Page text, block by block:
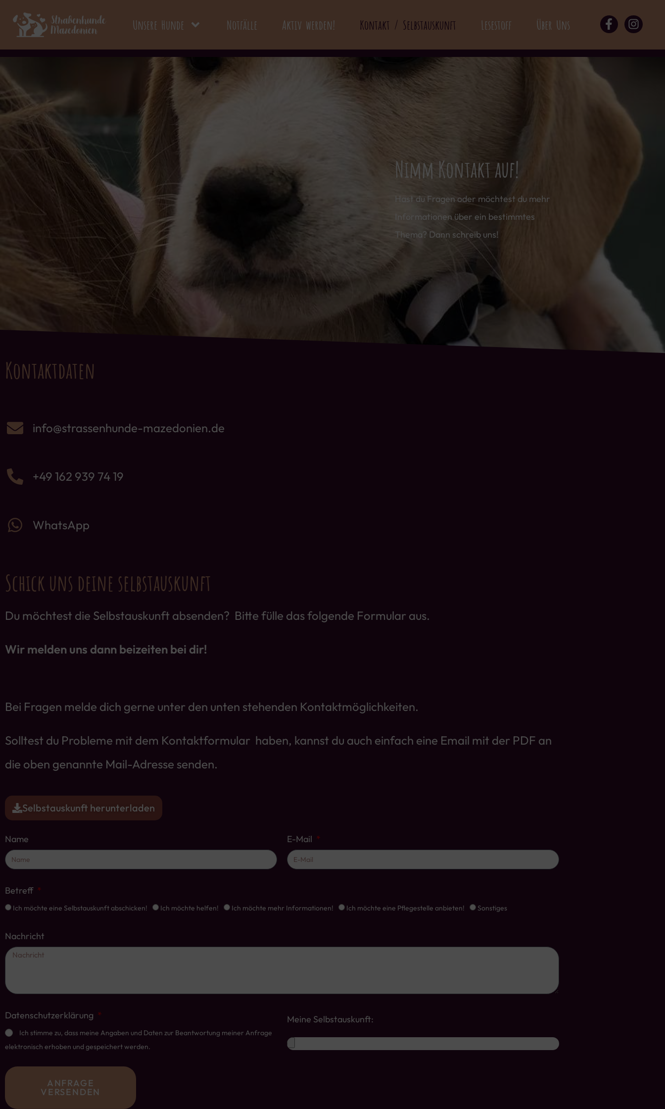
Unsere Hunde Notfälle Aktiv werden! Kontakt / Selbstauskunft Lesestoff Über Uns
Nimm Kontakt auf!
Hast du Fragen oder möchtest du mehr
Informationen über ein bestimmtes
Thema? Dann schreib uns!
Kontaktdaten
info@strassenhunde-mazedonien.de
+49 162 939 74 19
WhatsApp
Schick uns deine selbstauskunft
Du möchtest die Selbstauskunft absenden? Bitte fülle das folgende Formular aus.
Wir melden uns dann beizeiten bei dir!
Bei Fragen melde dich gerne unter den unten stehenden Kontaktmöglichkeiten.
Solltest du Probleme mit dem Kontaktformular haben, kannst du auch einfach eine Email mit der PDF an
die oben genannte Mail-Adresse senden.
Selbstauskunft herunterladen
Name E-Mail
Betreff
Ich möchte eine Selbstauskunft abschicken! Ich möchte helfen! Ich möchte mehr Informationen! Ich möchte eine Pflegestelle anbieten! Sonstiges
Nachricht
Datenschutzerklärung
Ich stimme zu, dass meine Angaben und Daten zur Beantwortung meiner Anfrage
elektronisch erhoben und gespeichert werden.
Meine Selbstauskunft:
ANFRAGE
VERSENDEN